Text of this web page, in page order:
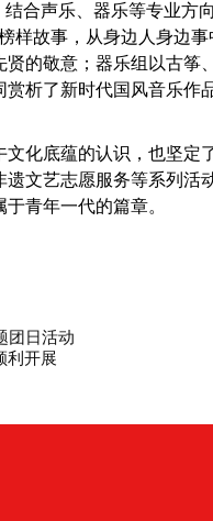
合声乐、器乐等专业方
样故事，从身边人身边
的敬意；器乐组以古筝
析了新时代国风音乐作
化底蕴的认识，也坚定
文艺志愿服务等系列活
青年一代的篇章。
团日活动
利开展